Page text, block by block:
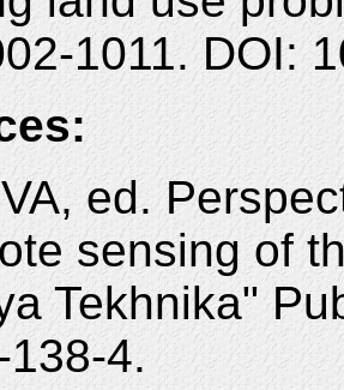
1011. DOI:
ed.
sensing of
Tekhnika"
4.